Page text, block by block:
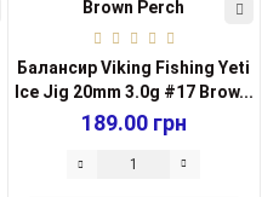
Балансир Viking Fishing Yeti
Ice Jig 20mm 3.0g #17 Brow...
189.00 грн